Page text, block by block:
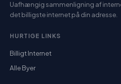
Uafhængig sammenligning af
det billigste internet på din adresse.
HURTIGE LINKS
Billigt Internet
Alle Byer